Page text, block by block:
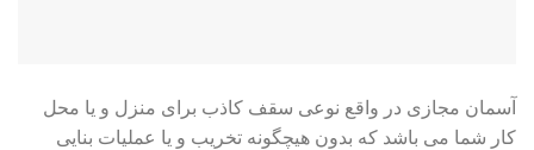
آسمان مجازی در واقع نوعی سقف کاذب برای منزل و یا محل
کار شما می باشد که بدون هیچگونه تخریب و یا عملیات بنایی